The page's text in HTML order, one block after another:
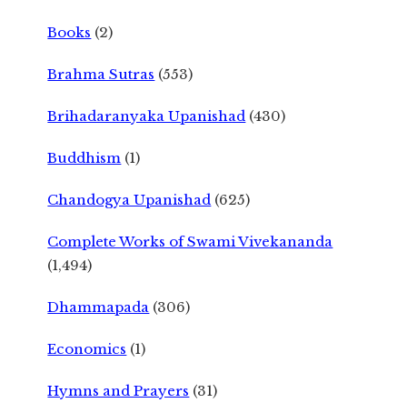
Books (2)
Brahma Sutras (553)
Brihadaranyaka Upanishad (430)
Buddhism (1)
Chandogya Upanishad (625)
Complete Works of Swami Vivekananda
(1,494)
Dhammapada (306)
Economics (1)
Hymns and Prayers (31)